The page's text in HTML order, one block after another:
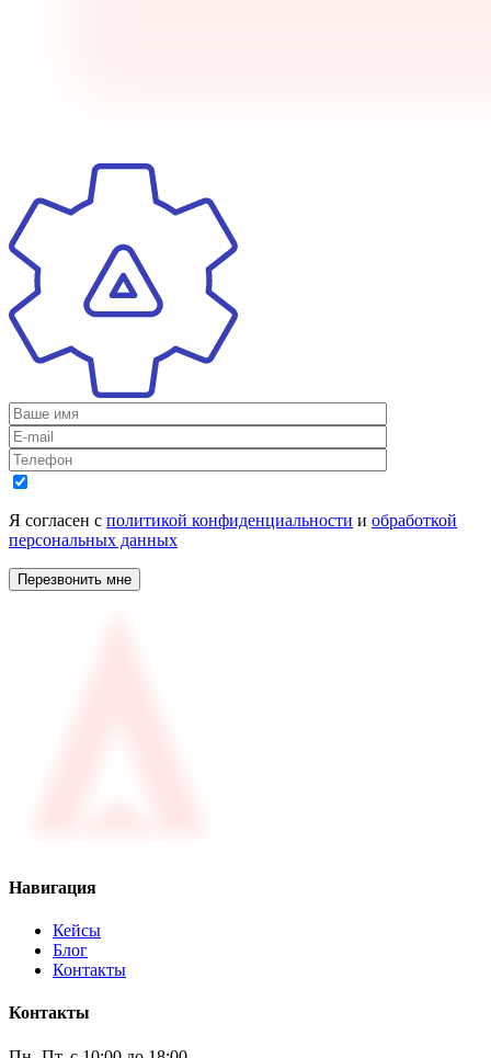
Я согласен с политикой конфиденциальности и обработкой
персональных данных
Навигация
Кейсы
Блог
Контакты
Контакты